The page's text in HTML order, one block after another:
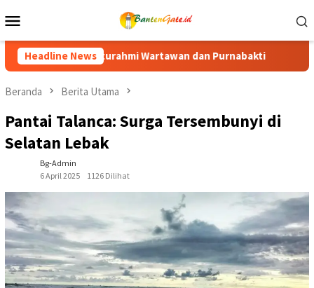
ke
Mobile
Headline News
Purnabakti Ratusan Purna Bhakti dan Warga Siap
Beranda Berita Utama
Pantai Talanca: Surga Tersembunyi di
Selatan Lebak
Bg-Admin
6 April 2025
1126 Dilihat